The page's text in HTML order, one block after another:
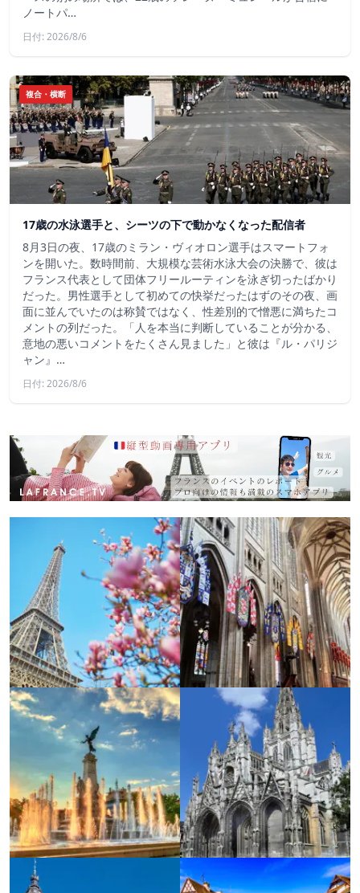
ノートパ…
日付: 2026/8/6
複合・横断
17歳の水泳選手と、シーツの下で動かなくなった配信者
8月3日の夜、17歳のミラン・ヴィオロン選手はスマートフォ
ンを開いた。数時間前、大規模な芸術水泳大会の決勝で、彼は
フランス代表として団体フリールーティンを泳ぎ切ったばかり
だった。男性選手として初めての快挙だったはずのその夜、画
面に並んでいたのは称賛ではなく、性差別的で憎悪に満ちたコ
メントの列だった。「人を本当に判断していることが分かる、
意地の悪いコメントをたくさん見ました」と彼は『ル・パリジ
ャン』…
日付: 2026/8/6